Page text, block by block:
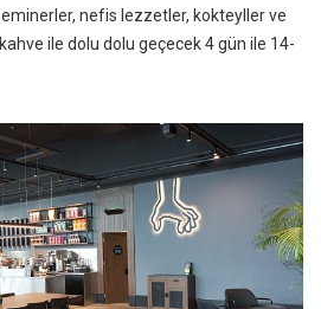
nefis lezzetler, kokteyller ve
ile dolu dolu geçecek 4 gün ile 14-